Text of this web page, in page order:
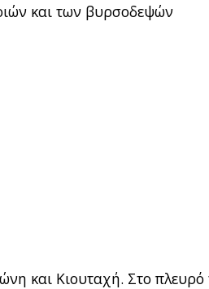
και των βυρσοδεψών
και Κιουταχή. Στο